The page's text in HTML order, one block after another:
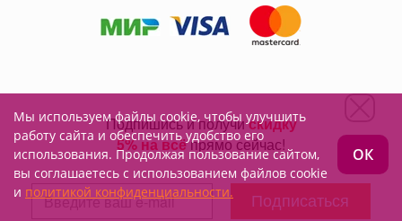
Подписывайтесь на нас:
Мы используем файлы cookie, чтобы улучшить
работу сайта и обеспечить удобство его
использования. Продолжая пользование сайтом,
вы соглашаетесь с использованием файлов cookie
и политикой конфиденциальности.
ОК